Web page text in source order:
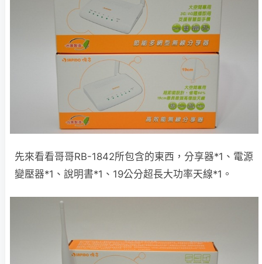
先來看看哥哥RB-1842所包含的東西，分享器*1、電源
變壓器*1、說明書*1、19公分超長大功率天線*1。